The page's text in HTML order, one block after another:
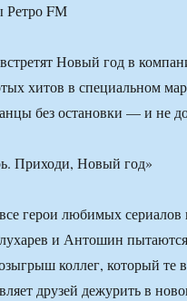
Ретро FМ
Новый год в
хитов в специальном
без остановки — и не до
Приходи, Новый год»
герои любимых сериалов
и Антошин
коллег, который те
друзей дежурить в